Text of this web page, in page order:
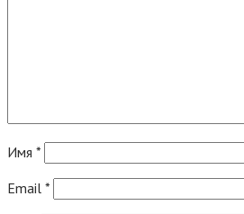
Имя *
Email *